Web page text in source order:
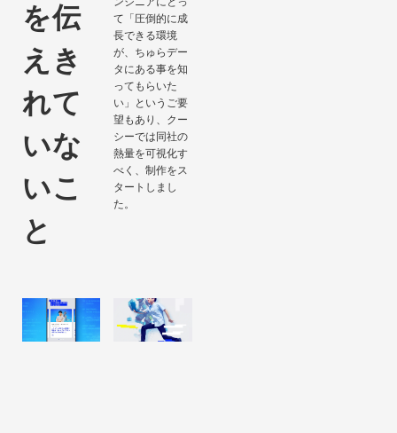
を伝
えき
れて
いな
いこ
と
て「圧倒的に成
長できる環境
が、ちゅらデー
タにある事を知
ってもらいた
い」というご要
望もあり、クー
シーでは同社の
熱量を可視化す
べく、制作をス
タートしまし
た。